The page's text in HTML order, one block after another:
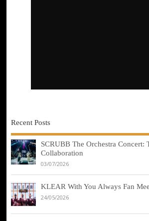
Recent Posts
SCRUBB The Orchestra Concert:
Collaboration
03/07/2026
KLEAR With You Always Fan
24/05/2026